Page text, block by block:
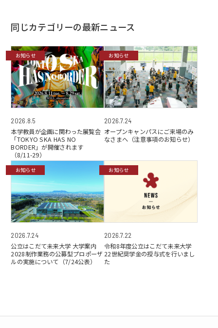
同じカテゴリーの最新ニュース
お知らせ
2026.8.5
本学教員が企画に関わった展覧会
「TOKYO SKA HAS NO
BORDER」が開催されます
（8/11-29）
お知らせ
2026.7.24
オープンキャンパスにご来場のみ
なさまへ（注意事項のお知らせ）
お知らせ
2026.7.24
公立はこだて未来大学 大学案内
2028制作業務の公募型プロポーザ
ルの実施について（7/24公表）
お知らせ
2026.7.22
令和8年度公立はこだて未来大学
22世紀奨学金の授与式を行いまし
た